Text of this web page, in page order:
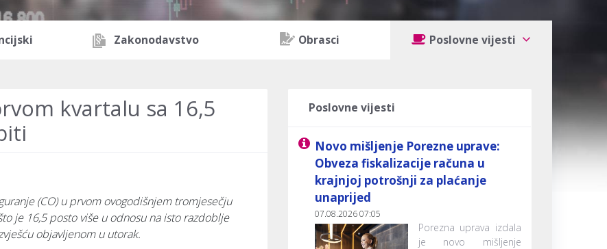
Zakonodavstvo Obrasci Poslovne vijesti
kvartalu sa 16,5
(CO) u prvom ovogodišnjem tromjesečju
je 16,5 posto više u odnosu na isto razdoblje
objavljenom u utorak.
Poslovne vijesti
Novo mišljenje Porezne uprave:
Obveza fiskalizacije računa u
krajnjoj potrošnji za plaćanje
unaprijed
07.08.2026 07:05
Porezna uprava izdala
je novo mišljenje